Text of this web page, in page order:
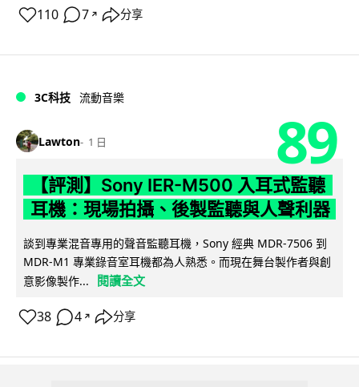
110 7 ↗ 分享
3C科技 流動音樂
Lawton 1 日 89
【評測】Sony IER-M500 入耳式監聽
耳機：現場拍攝、後製監聽與人聲利器
談到專業混音專用的聲音監聽耳機，Sony 經典 MDR-7506 到
MDR-M1 專業錄音室耳機都為人熟悉。而現在舞台製作者與創
意影像製作...
閱讀全文
38 4 ↗ 分享